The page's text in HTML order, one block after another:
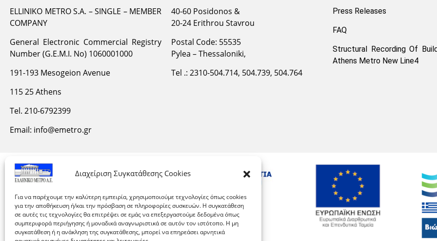
Διαχείριση Συγκατάθεσης Cookies
Για να παρέχουμε την καλύτερη εμπειρία, χρησιμοποιούμε τεχνολογίες όπως cookies
για την αποθήκευση ή/και την πρόσβαση σε πληροφορίες συσκευών. Η συγκατάθεση
σε αυτές τις τεχνολογίες θα επιτρέψει σε εμάς να επεξεργαστούμε δεδομένα όπως
συμπεριφορά περιήγησης ή μοναδικά αναγνωριστικά σε αυτόν τον ιστότοπο. Η μη
συγκατάθεση ή η ανάκληση της συγκατάθεσης, μπορεί να επηρεάσει αρνητικά
ELLINIKO METRO S.A. – SINGLE – MEMBER
COMPANY
General Electronic Commercial Registry
Number (G.E.M.I. No) 1060001000
191-193 Mesogeion Avenue
115 25 Athens
Tel. 210-6792399
Email: info@emetro.gr
40-60 Posidonos &
20-24 Erithrou Stavrou
Postal Code: 55535
Pylea – Thessaloniki,
Tel .: 2310-504.714, 504.739, 504.764
Press Releases
FAQ
Structural Recording Of
Athens Metro New Line4